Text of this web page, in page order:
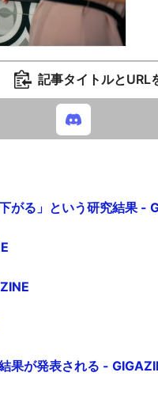
記事タイトルとURL
がる」という研究結果 -
果が発表される -